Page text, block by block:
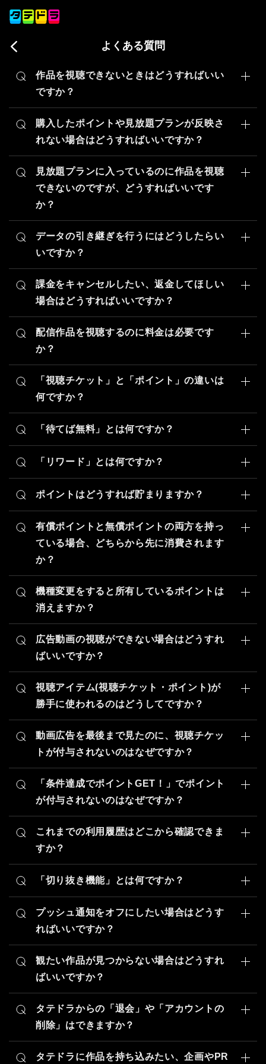
よくある質問
作品を視聴できない場合の対処法についてご案内いたし
ます。
作品を視聴できない場合は以下をお試しください。
・キャッシュクリア
・アプリ・端末の再起動
お問い合わせフォーム
作品を視聴できないときはどうすればいい
ですか？
購入したポイントが反映されないとのこと、ご不便おか
けし申し訳ございません。
お客様のご利用状況およびアカウントの状態を至急確認
させていただきます。
恐れ入りますが、アプリ内の「お問い合わせ」より該当
する決済の明細（購入履歴）のスクリーンショットを添
付のうえ、ご連絡くださいますようお願いいたします。
状況を確認の上、順次対応を進めてまいります。
購入したポイントや見放題プランが反映さ
れない場合はどうすればいいですか？
購入した見放題プランをご利用できない場合についてご
案内いたします。
以下の手順で 「購入の復元」 をお試しください。
①アカウント画面の「ポイントチャージ」を選択
②最下部の「購入を復元」ボタンのタップ
放題機能が使用できるようになります。
「購入を復元」ボタンを押していただいても改善されな
ください。
見放題プランに入っているのに作品を視聴
できないのですが、どうすればいいです
か？
引き継ぎ方法についてご案内いたします。
旧端末から新端末へデータの引き継ぎを行うためには
「引継ぎコード」の発行が必要になります。
旧端末から引き継ぎコードの発行を行ってください。
もしも、旧端末を操作できないなど、ご自身でのデータ
の復元が難しい場合は
ください。
引き継ぎコードの発行は以下の手順で行うことができま
す。
【引き継ぎコード発行手順】
①旧端末でタテドラアプリを開く
②ホーム画面の右下「アカウント」を選択
③「アカウント」画面内の「引継ぎコードを発行する」
④画面の注意事項を確認後「発行する」を選択
【新端末での引き継ぎ手順】
③メニュー内の「引き継ぎ」を選択
④画面の指示に従って発行した引き継ぎIDとパスワー
引き継ぎコードは1回のみ使用となり、再度同じ引き継
そのため、引き継ぎ完了後は再度引き継ぎコードの発行
をお願いいたします。
もし、引き継ぎコードが発行できない、エラーが起きる
などございましたらお気軽にお問い合わせフォーム
より
ご連絡ください。
ていただきますようお願いいたします。
データの引き継ぎを行うにはどうしたらい
いですか？
購入のキャンセルや返金に関してご案内いたします。
原則、購入完了後のキャンセルや返金は承ることができ
ません。何卒ご了承ください。
お手数をおかけしますが、ご利用のクレジットカード会
社、または各アプリストア（App Store / Google
Play）へ直接お問い合わせください。
カウントに反映されない場合は、お手数ですが
お問い合
わせフォームよりご連絡ください。
課金をキャンセルしたい、返金してほしい
場合はどうすればいいですか？
配信作品の料金体系についてご案内いたします。
作品のエピソードは「無料」、「待てば無料」、「有
料」の3つの区分に分かれています。
エピソードごとに区分が分かれていますので、作品の視
聴画面内にございます「episode」よりご確認いただけ
ます。
ご視聴に必要なアイテム数の記載もございますので、ご
配信作品を視聴するのに料金は必要です
か？
「視聴チケット」と「ポイント」の違いについてご案内
いたします。
どちらも有料エピソードの視聴にご使用いただけます
が、獲得方法や使用期限などが異なります。
毎日のログインや広告動画の視聴などで獲得できる無料
の視聴アイテムです。
獲得から30日間の使用期限があります。
【ポイント】
購入や「条件達成でポイントGET！」でのミッション
を達成することで獲得できる視聴アイテムです。
購入したポイントは「有償ポイント」、「条件達成でポ
イントGET！」や購入のボーナスで獲得したポイント
は「無償ポイント」といいます。
無償ポイントには獲得から30日間の使用期限がありま
す。
所有アイテムの数や使用期限は、「アカウント」画面よ
りご確認いただけます。
また、各エピソードを視聴するために必要なアイテム数
確認いただけます。
※一部エピソードは視聴チケットでの視聴対象外となっ
各エピソードごとの必要なアイテムをあらかじめご確認
ください。
「視聴チケット」と「ポイント」の違いは
何ですか？
待てば無料についてご案内いたします。
本来は有料のエピソードを、1タイトルにつき「1日1話
ずつ無料」でご視聴いただける機能です。
一度「待てば無料」でエピソードをアンロックすると、
次の「待てば無料」を使用できるようになるのは、日付
が変わった後（毎日0時）となります。
なお、「待てば無料」でアンロックしたエピソードには
「72時間」の視聴期限があります 。
期限を過ぎると再度ロックされますので、ご注意くださ
い。
対象エピソードは作品の視聴画面内にございます
「episode」よりご確認いただけます。
「待てば無料」とは何ですか？
リワードについてご案内いたします。
リワードは作品視聴で使用可能な「視聴チケット」を獲
得できる機能です。
毎日のログインやドラマの視聴、広告動画の視聴などで
獲得することができます。
詳しい獲得方法は「リワード」画面からご確認いただけ
※獲得できるチケットの枚数は、ミッションの内容に
よって異なります。
「リワード」画面より、各ミッションの詳細画面よりご
確認ください。
「リワード」とは何ですか？
ポイント獲得についてご案内いたします。
視聴に必要なポイントは、ポイントの購入もしくは「条
件達成でポイントGET！」より獲得できます。
【「条件達成でポイントGET！」メニューについて】
アクション（アプリのインストール、無料会員登録、ア
ンケート回答など）を完了させることで、タテドラ内で
使えるポイントやゲーム内通貨などの報酬を獲得できる
メニューです。
無料でポイントを獲得できる機能ですので、こちらも併
せてご活用ください。
ポイントはどうすれば貯まりますか？
ポイントの使用順序についてご案内いたします。
有償ポイントと無償ポイントを両方所有している場合、
無償ポイントから優先されて消費されます。
どちらを優先して消費するかをお客様が選択することは
できません。
例：有償ポイント50pt, 無償ポイント50ptを所有した状
ようとした場合
消費は以下のようになります。
【作品の価格】 75 pt
所持しているポイント
・無償ポイント：50pt
—————————-
・有償ポイント：-25 pt
・無償ポイント：-50 pt
—————————-
【購入後の残り】
・有償ポイント：25 pt
・無償ポイント： 0 pt
有償ポイントと無償ポイントの両方を持っ
ている場合、どちらから先に消費されます
か？
機種変更を行った場合の所有ポイントについてご案内い
たします。
新しくご利用になる端末が、以前までご利用されていた
端末と「同じOS」か「異なるOS」かによって、ポイン
トを含むデータの引き継ぎの可否が異なります。
ご自身の変更内容に合わせて、以下をご確認ください。
Android）
これまで通り、以前のデータをそのまま引き継いでご利
用いただけます。
【異なるOSへの機種変更】（iOS → Android、
Android → iOS）
誠に恐れ入りますが、システムの仕様上、以前のデータ
を引き継ぐことはできません。
（※App StoreとGoogle Playでは決済の仕組みが異な
るため、アプリ側で有償アイテムのデータを移行できな
い制限がございます）
【異なるOSへ変更されるお客様へのお願い】
ポイントが消滅してしまうのを防ぐため、必ず機種変更
の前に、お持ちのポイントをすべて使い切ってからアカ
ウントの引継ぎを行っていただきますようお願いいたし
ます。
消失してしまったポイントにつきましては、運営側での
理解とご注意をお願い申し上げます。
機種変更をすると所有しているポイントは
消えますか？
広告動画の視聴ができない場合についてご案内いたしま
す。
通信環境により、広告動画の読み込みにお時間がかかる
場合がございます。
読み込み完了までお待ちいただくか、しばらくお時間を
空けてからのご視聴をお試しください。
上記で改善されない場合はお手数ですが、お問い合わせ
フォームよりご連絡ください。
広告動画の視聴ができない場合はどうすれ
ばいいですか？
視聴アイテムがご自身の意思に反して使用されてしまう
とのこと、ご不便おかけし申し訳ございません。
視聴アイテムは、有料エピソードをアンロックする際に
自動で使用されます。
視聴アイテムののご利用状況につきましては、ホーム画
面「アカウント」内の「履歴」より、消費されたアイテ
など、身に覚えのない不審な履歴がございましたらお手
れることはございませんので、ご安心ください。
視聴アイテム(視聴チケット・ポイント)が
勝手に使われるのはどうしてですか？
広告視聴による視聴チケット付与がないとのこと、ご不
便をおかけしております。
ホーム画面の「アカウント」内にございます「履歴」メ
い。
履歴からも視聴チケットの付与がご確認いただけない場
合はお手数ですが、お問い合わせフォームよりご連絡く
ださい。
動画広告を最後まで見たのに、視聴チケッ
トが付与されないのはなぜですか？
獲得したはずのポイントが付与されないとのこと、ご不
便をおかけしております。
「条件達成でポイントGET！」でのポイントの獲得ま
でに、少しお時間をいただく場合がございます。あらか
じめご了承ください。
らお客様ご自身でご確認いただくことが可能です。
②画面左上にある「≡ (三本線のマーク)」をタップ
③メニュー内から「獲得待ち」を選択
条件の達成がシステムに認識されると、こちらの「獲得
一覧にあるかをご確認いただき、ポイントが付与される
「条件達成でポイントGET！」でポイント
が付与されないのはなぜですか？
利用履歴についてご案内いたします。
ホーム画面の「アカウント」内にございます「履歴」か
らご確認いただけます。
履歴は「視聴履歴」と「チケット・ポイント」の区分に
分かれています。
過去に視聴した作品の履歴が表示されます。
視聴した作品名、視聴日時、視聴エピソードなどを確認
できます。
・チケット・ポイント履歴
お客様の視聴チケット数やポイント数の変動履歴が表示
【消費した場合】：消費数、利用日時、対象の作品名な
これまでの利用履歴はどこから確認できま
すか？
切り抜き機能についてご案内いたします
お気に入りのシーンを30秒まで録画して、お客様の端
末へ保存したり、SNSで共有したりできる機能です。
おります。
一度切り抜きを実行されますと、同じエピソードから再
注意ください。
※一部切り抜き機能の対象外のエピソードがあります。
「切り抜き機能」とは何ですか？
通知の解除方法についてご案内いたします。
端末の「設定」から通知を解除していただけます。
①ホーム画面から「設定」アプリを開きます。
②「通知」をタップします。
③アプリ一覧の中から「タテドラ」を探して選択しま
す。
④画面上部の「通知を許可」をOFFにします。
上記の手順で操作で通知が解除できます。
プッシュ通知をオフにしたい場合はどうす
ればいいですか？
観たい作品を探す方法についてご案内いたします。
ホーム画面の右上にございます「検索機能」をご活用く
ださい。
以下の方法で、お求めの作品を絞り込むことができま
す。
観たい作品が見つからない場合はどうすれ
ばいいですか？
退会・解約についてご案内いたします。
タテドラのご解約に際し、特別なお手続きは不要です。
タテドラからの「退会」や「アカウントの
削除」はできますか？
タテドラに作品を持ち込みたい、企画やPR